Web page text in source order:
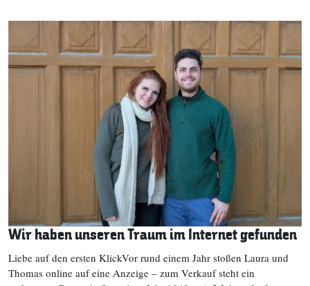
Wir haben unseren Traum im Internet gefunden
Liebe auf den ersten KlickVor rund einem Jahr stoßen Laura und
Thomas online auf eine Anzeige – zum Verkauf steht ein